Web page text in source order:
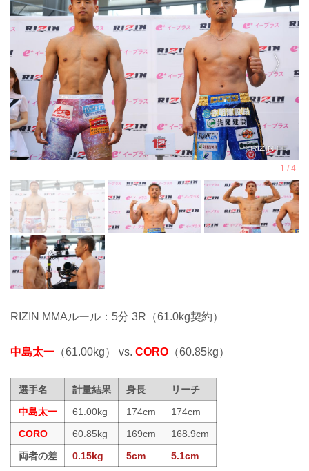
RIZIN MMAルール：5分 3R（61.0kg契約）
中島太一 （61.00kg） vs. CORO （60.85kg）
選手名 計量結果 身長
リーチ
中島太一
61.00kg 174cm
174cm
CORO
60.85kg 169cm
168.9cm
両者の差
0.15kg 5cm 5.1cm